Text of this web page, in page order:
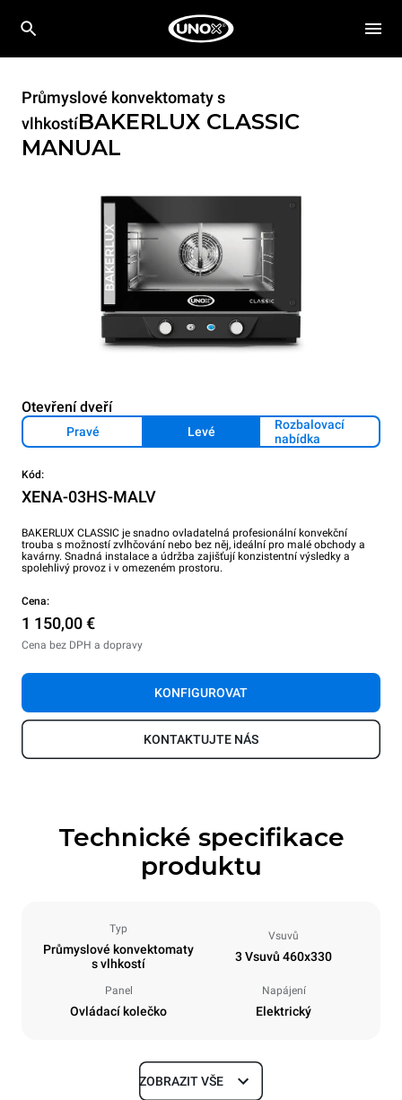
Průmyslové konvektomaty s
vlhkostíBAKERLUX CLASSIC
MANUAL
Otevření dveří
Pravé Levé
Rozbalovací
nabídka
Kód:
XENA-03HS-MALV
BAKERLUX CLASSIC je snadno ovladatelná profesionální konvekční
trouba s možností zvlhčování nebo bez něj, ideální pro malé obchody a
kavárny. Snadná instalace a údržba zajišťují konzistentní výsledky a
spolehlivý provoz i v omezeném prostoru.
Cena:
1 150,00 €
Cena bez DPH a dopravy
KONFIGUROVAT
KONTAKTUJTE NÁS
Technické specifikace
produktu
Typ
Průmyslové konvektomaty
s vlhkostí
Vsuvů
3 Vsuvů 460x330
Panel
Ovládací kolečko
Napájení
Elektrický
Rozměry
ZOBRAZIT VŠE